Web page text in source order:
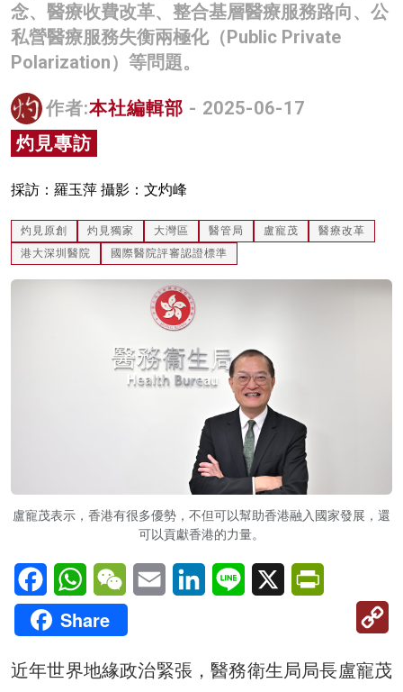
名家榜
灼見活動
關於我們
念、醫療收費改革、整合基層醫療服務路向、公
私營醫療服務失衡兩極化（Public Private
Polarization）等問題。
作者:本社編輯部 - 2025-06-17
灼見專訪
採訪：羅玉萍 攝影：文灼峰
灼見原創 灼見獨家 大灣區 醫管局 盧寵茂
醫療改革
港大深圳醫院
國際醫院評審認證標準
盧寵茂表示，香港有很多優勢，不但可以幫助香港融入國家發展，還
可以貢獻香港的力量。
FacebookWhatsAppWeChatEmail LinkedInLine X
Share
近年世界地緣政治緊張，醫務衛生局局長盧寵茂